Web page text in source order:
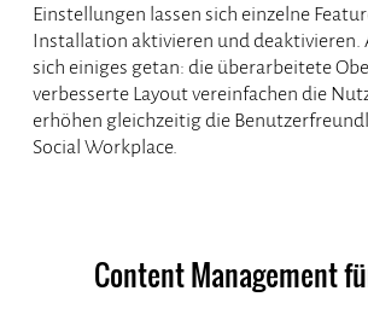
Einstellungen lassen sich einzelne
Installation aktivieren und deaktivieren.
sich einiges getan: die überarbeitete
verbesserte Layout vereinfachen die
erhöhen gleichzeitig die
Social Workplace.
Content Management